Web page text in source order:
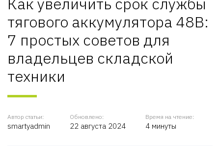
тягового аккумулятора 48В:
7 простых советов для
владельцев складской
техники
Автор статьи:
smartyadmin
Обновлено:
22 августа 2024
Время на чтение:
4 минуты